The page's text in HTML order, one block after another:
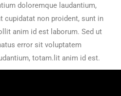
doloremque laudantium,
cupidatat non proident, sunt in
anim id est laborum. Sed ut
error sit voluptatem
totam.lit anim id est.